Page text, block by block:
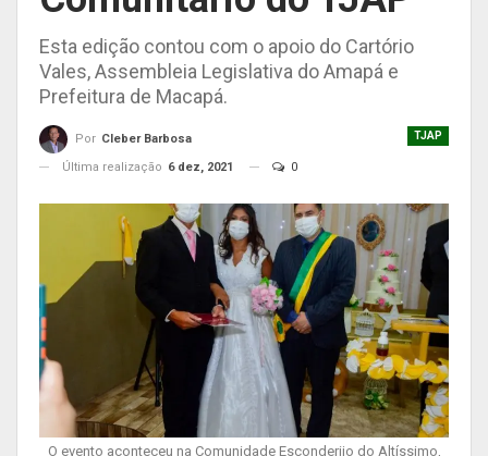
Esta edição contou com o apoio do Cartório
Vales, Assembleia Legislativa do Amapá e
Prefeitura de Macapá.
TJAP
Por Cleber Barbosa
Última realização 6 dez, 2021 0
O evento aconteceu na Comunidade Esconderijo do Altíssimo,